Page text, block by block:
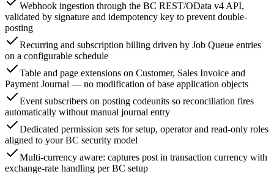
Webhook ingestion through the BC REST/OData v4 API,
validated by signature and idempotency key to prevent double-
posting
Recurring and subscription billing driven by Job Queue entries
on a configurable schedule
Table and page extensions on Customer, Sales Invoice and
Payment Journal — no modification of base application objects
Event subscribers on posting codeunits so reconciliation fires
automatically without manual journal entry
Dedicated permission sets for setup, operator and read-only roles
aligned to your BC security model
Multi-currency aware: captures post in transaction currency with
exchange-rate handling per BC setup